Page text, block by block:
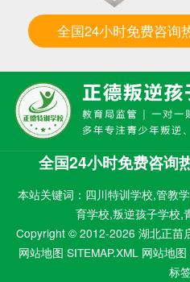
全国24小时免费咨询
全国24小时免费咨询
本站关键词：四川特训学校,管教
育学校,叛逆孩子学校,
Copyright © 2012-2026 湖北正苗
网站地图 SITEMAP.XML 网站地图
标